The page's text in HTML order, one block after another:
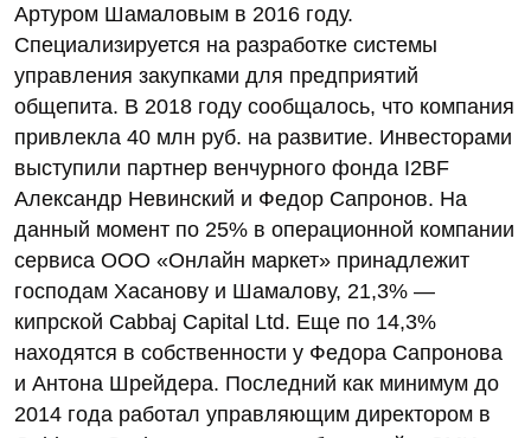
Артуром Шамаловым в 2016 году.
Специализируется на разработке системы
управления закупками для предприятий
общепита. В 2018 году сообщалось, что компания
привлекла 40 млн руб. на развитие. Инвесторами
выступили партнер венчурного фонда I2BF
Александр Невинский и Федор Сапронов. На
данный момент по 25% в операционной компании
сервиса ООО «Онлайн маркет» принадлежит
господам Хасанову и Шамалову, 21,3% —
кипрской Cabbaj Capital Ltd. Еще по 14,3%
находятся в собственности у Федора Сапронова
и Антона Шрейдера. Последний как минимум до
2014 года работал управляющим директором в